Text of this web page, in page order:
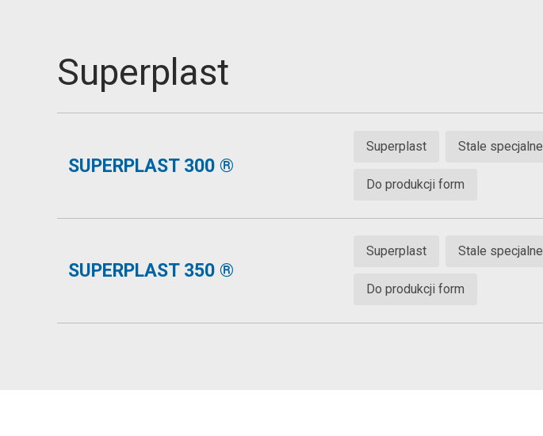
Superplast
SUPERPLAST 300 ®
Superplast Stale specjalne
Do produkcji form
SUPERPLAST 350 ®
Superplast Stale specjalne
Do produkcji form